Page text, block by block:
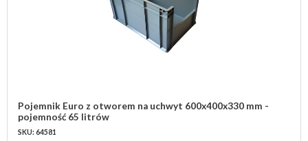
Pojemnik Euro z otworem na uchwyt 600x400x330 mm -
pojemność 65 litrów
SKU: 64581